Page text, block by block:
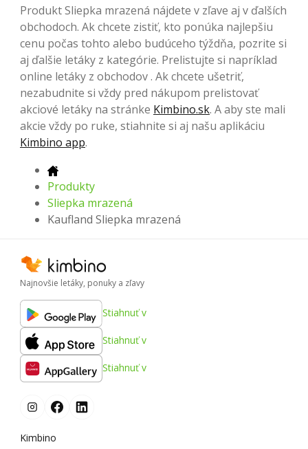
Produkt Sliepka mrazená nájdete v zľave aj v ďalších
obchodoch. Ak chcete zistiť, kto ponúka najlepšiu
cenu počas tohto alebo budúceho týždňa, pozrite si
aj ďalšie letáky z kategórie. Prelistujte si napríklad
online letáky z obchodov . Ak chcete ušetriť,
nezabudnite si vždy pred nákupom prelistovať
akciové letáky na stránke Kimbino.sk. A aby ste mali
akcie vždy po ruke, stiahnite si aj našu aplikáciu
Kimbino app.
Produkty
Sliepka mrazená
Kaufland Sliepka mrazená
Najnovšie letáky, ponuky a zľavy
Stiahnuť v
Stiahnuť v
Stiahnuť v
Kimbino